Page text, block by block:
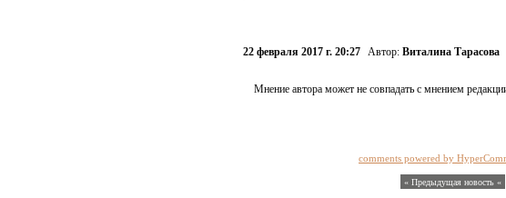
22 февраля 2017 г. 20:27 Автор: Виталина Тарасова
Мнение автора может не совпадать с мнением
comments powered by
« Предыдущая новость «